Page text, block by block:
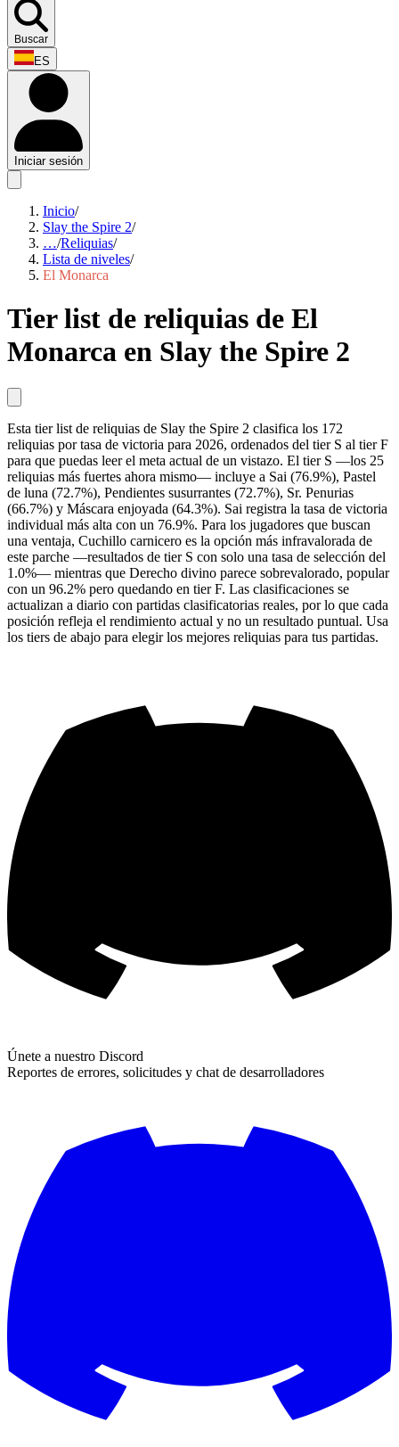
Buscar
ES
Iniciar sesión
Inicio/
Slay the Spire 2/
…/Reliquias/
Lista de niveles/
El Monarca
Tier list de reliquias de El
Monarca en Slay the Spire 2
Esta tier list de reliquias de Slay the Spire 2 clasifica los 172
reliquias por tasa de victoria para 2026, ordenados del tier S al tier F
para que puedas leer el meta actual de un vistazo. El tier S —los 25
reliquias más fuertes ahora mismo— incluye a Sai (76.9%), Pastel
de luna (72.7%), Pendientes susurrantes (72.7%), Sr. Penurias
(66.7%) y Máscara enjoyada (64.3%). Sai registra la tasa de victoria
individual más alta con un 76.9%. Para los jugadores que buscan
una ventaja, Cuchillo carnicero es la opción más infravalorada de
este parche —resultados de tier S con solo una tasa de selección del
1.0%— mientras que Derecho divino parece sobrevalorado, popular
con un 96.2% pero quedando en tier F. Las clasificaciones se
actualizan a diario con partidas clasificatorias reales, por lo que cada
posición refleja el rendimiento actual y no un resultado puntual. Usa
los tiers de abajo para elegir los mejores reliquias para tus partidas.
Únete a nuestro Discord
Reportes de errores, solicitudes y chat de desarrolladores